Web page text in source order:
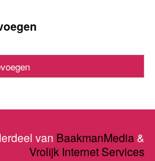
van BaakmanMedia&
Vrolijk Internet Services